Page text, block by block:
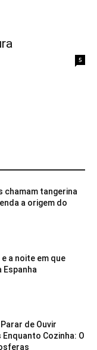
5
chamam tangerina
a origem do
a noite em que
Espanha
de Ouvir
Cozinha: O